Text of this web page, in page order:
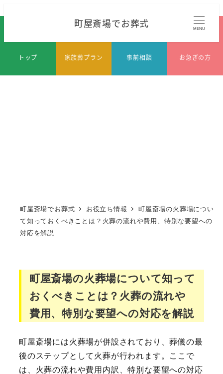
町屋斎場でお葬式 MENU
町屋斎場でお葬式 お役立ち情報
町屋斎場の火葬場につい
て知っておくべきことは？火葬の流れや費用、特別な要望への
対応を解説
トップ 家族葬プラン 事前相談 お急ぎの方
町屋斎場の火葬場について知って
おくべきことは？火葬の流れや
費用、特別な要望への対応を解説
町屋斎場には火葬場が併設されており、葬儀の最
後のステップとして火葬が行われます。ここで
は、火葬の流れや費用内訳、特別な要望への対応